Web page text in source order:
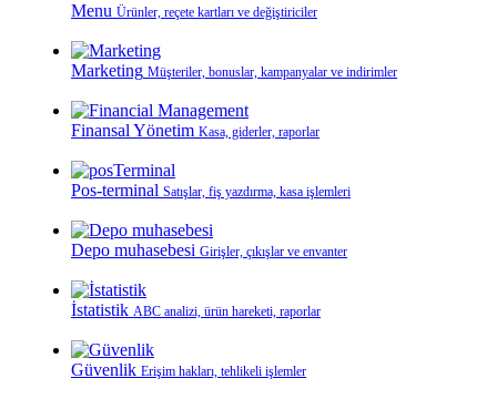
Menu Ürünler, reçete kartları ve değiştiriciler
Marketing Müşteriler, bonuslar, kampanyalar ve indirimler
Finansal Yönetim Kasa, giderler, raporlar
Pos-terminal Satışlar, fiş yazdırma, kasa işlemleri
Depo muhasebesi Girişler, çıkışlar ve envanter
İstatistik ABC analizi, ürün hareketi, raporlar
Güvenlik Erişim hakları, tehlikeli işlemler